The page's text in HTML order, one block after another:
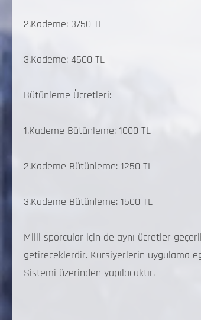
2.Kademe: 3750 TL
3.Kademe: 4500 TL
Bütünleme Ücretleri:
1.Kademe Bütünleme: 1000 TL
2.Kademe Bütünleme: 1250 TL
3.Kademe Bütünleme: 1500 TL
Milli sporcular için de aynı ücretler
getireceklerdir. Kursiyerlerin uygulama
Sistemi üzerinden yapılacaktır.